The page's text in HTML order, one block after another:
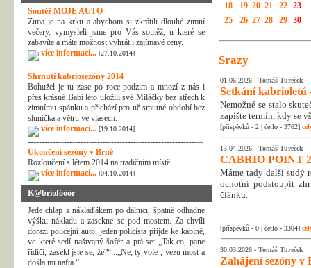
Soutěž MOJE AUTO
Zima je na krku a abychom si zkrátili dlouhé zimní
večery, vymysleli jsme pro Vás soutěž, u které se
zabavíte a máte možnost vyhrát i zajímavé ceny.
více informací... [27.10.2014]
---------------------------------------------------------------
Shrnutí kabriosezóny 2014
Bohužel je tu zase po roce podzim a mnozí z nás i
přes krásné Babí léto uložili své Miláčky bez střech k
zimnímu spánku a přichází pro ně smutné období bez
sluníčka a větru ve vlasech.
více informací... [19.10.2014]
---------------------------------------------------------------
Ukončení sezóny v Brně
Rozloučení s létem 2014 na tradičním místě.
více informací... [04.10.2014]
K@briofóóór
Jede chlap s náklaďákem po dálnici, špatně odhadne
výšku nákladu a zasekne se pod mostem. Za chvíli
dorazí policejní auto, jeden policista přijde ke kabině,
ve které sedí naštvaný šofér a ptá se: „Tak co, pane
řidiči, zasekl jste se, že?“...„Ne, ty vole , vezu most a
došla mi nafta.“
18
19 20 21 22 23
25
26 27 28 29 30
Srazy
01.06.2026 - Tomáš Tureček
Setkání kabrioletů
Nemožné se stalo
zapište termín, kdy se
[příspěvků - 2 | četlo - 3762]
13.04.2026 - Tomáš Tureček
CABRIO POINT
Máme tady další sudý
ochotní podstoupit
článku.
[příspěvků - 0 | četlo - 3304]
30.03.2026 - Tomáš Tureček
Zahájení sezóny v